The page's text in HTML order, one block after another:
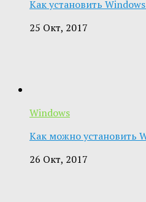
Как установить
25 Окт, 2017
Windows
Как можно установить
26 Окт, 2017